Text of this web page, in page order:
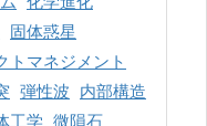
固体惑星
トマネジメント
弾性波 内部構造
工学 微隕石